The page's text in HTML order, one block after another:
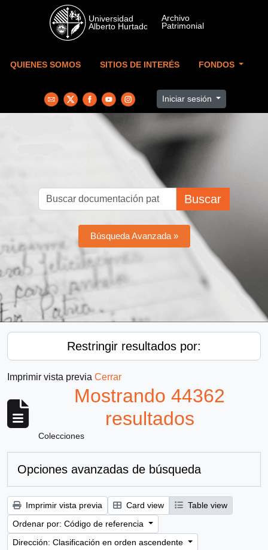
Skip to main content
QUIENES SOMOS SITIOS DE INTERÉS FONDOS
Iniciar sesión
Buscar
Búsqueda Avanzada »
Restringir resultados por:
Imprimir vista previa Cerrar
Mostrando 44362
resultados
Colecciones
Opciones avanzadas de búsqueda
Imprimir vista previa Card view
Table view
Ordenar por: Código de referencia
Dirección: Clasificación en orden ascendente